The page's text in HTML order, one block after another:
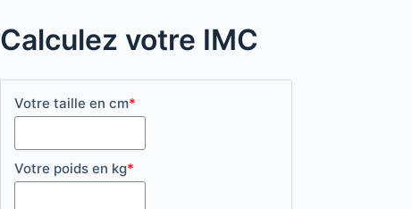
Calculez votre IMC
Votre taille en cm*
Votre poids en kg*